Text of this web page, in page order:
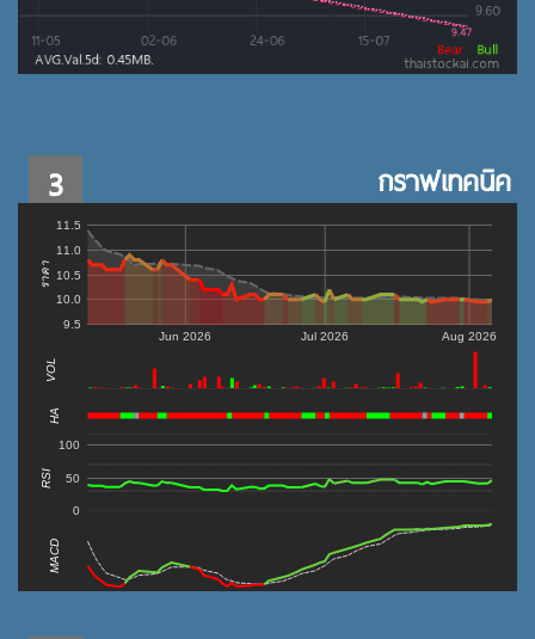
3 กราฟเทคนิค
Jun 2026 Jul 2026 Aug 2026
9.5
10.0
10.5
11.0
11.5
ราคา
VOL
HA
0
50
100
RSI
MACD